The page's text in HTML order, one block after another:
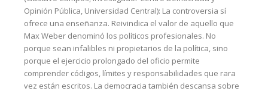
Opinión Pública, Universidad Central): La controversia sí
ofrece una enseñanza. Reivindica el valor de aquello que
Max Weber denominó los políticos profesionales. No
porque sean infalibles ni propietarios de la política, sino
porque el ejercicio prolongado del oficio permite
comprender códigos, límites y responsabilidades que rara
vez están escritos. La democracia también descansa sobre